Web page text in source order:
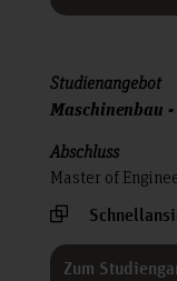
Maschinenbau
Master of
Zum